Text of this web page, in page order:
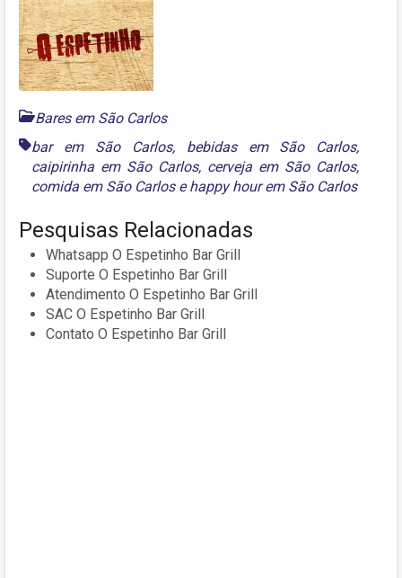
Bares em São Carlos
bar em São Carlos, bebidas em São Carlos,
caipirinha em São Carlos, cerveja em São Carlos,
comida em São Carlosehappy hour em São Carlos
Pesquisas Relacionadas
Whatsapp O Espetinho Bar Grill
Suporte O Espetinho Bar Grill
Atendimento O Espetinho Bar Grill
SAC O Espetinho Bar Grill
Contato O Espetinho Bar Grill